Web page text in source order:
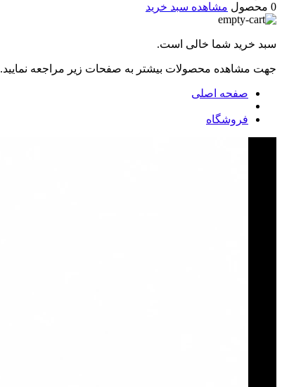
0 محصول
مشاهده سبد خرید
سبد خرید شما خالی است.
جهت مشاهده محصولات بیشتر به صفحات زیر مراجعه نمایید.
صفحه اصلی
فروشگاه